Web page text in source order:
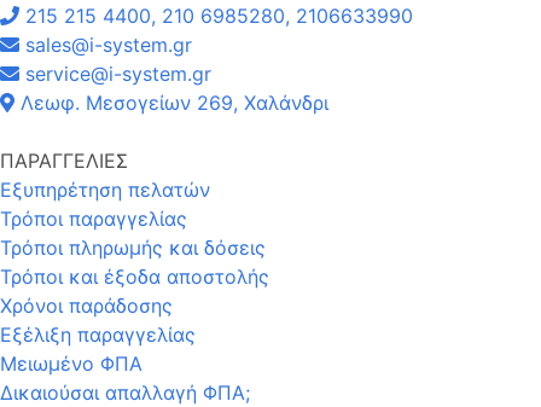
215 215 4400, 210 6985280, 2106633990
sales@i-system.gr
service@i-system.gr
Λεωφ. Μεσογείων 269, Χαλάνδρι
ΠΑΡΑΓΓΕΛΙΕΣ
Εξυπηρέτηση πελατών
Τρόποι παραγγελίας
Τρόποι πληρωμής και δόσεις
Τρόποι και έξοδα αποστολής
Χρόνοι παράδοσης
Εξέλιξη παραγγελίας
Μειωμένο ΦΠΑ
Δικαιούσαι απαλλαγή ΦΠΑ;